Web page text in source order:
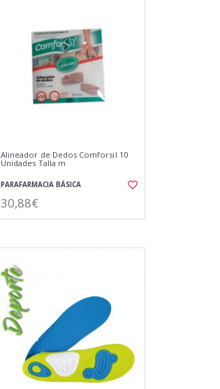
Alineador de Dedos Comforsil 10
Unidades Talla m
PARAFARMACIA BÁSICA
30,88€